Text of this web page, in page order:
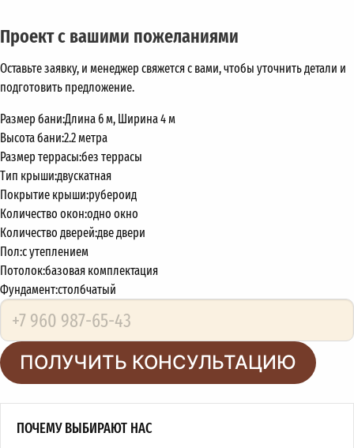
Проект с вашими пожеланиями
Оставьте заявку, и менеджер свяжется с вами, чтобы уточнить детали и
подготовить предложение.
Размер бани:Длина 6 м, Ширина 4 м
Высота бани:2.2 метра
Размер террасы:без террасы
Тип крыши:двускатная
Покрытие крыши:рубероид
Количество окон:одно окно
Количество дверей:две двери
Пол:с утеплением
Потолок:базовая комплектация
Фундамент:столбчатый
ПОЛУЧИТЬ КОНСУЛЬТАЦИЮ
ПОЧЕМУ ВЫБИРАЮТ НАС